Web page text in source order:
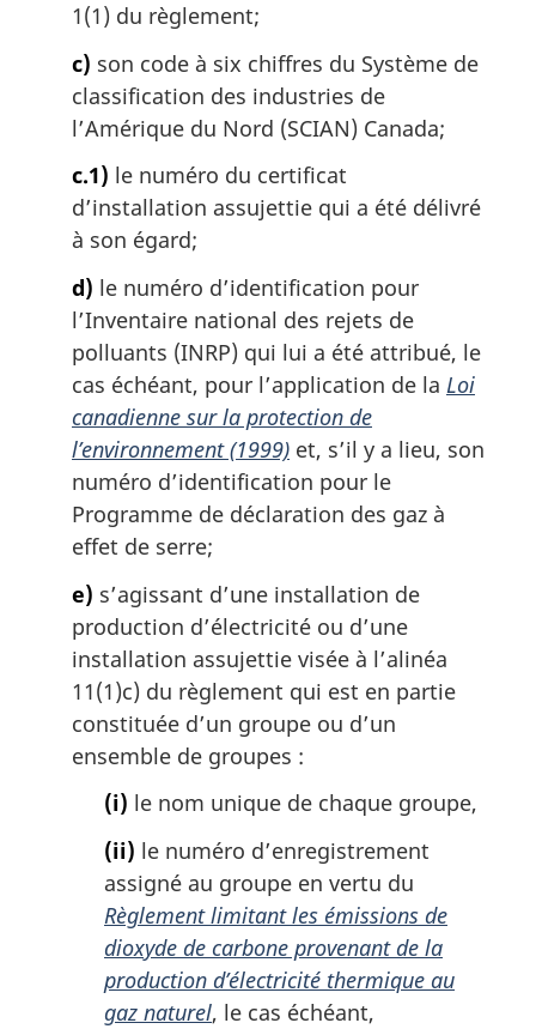
1(1) du règlement;
c) son code à six chiffres du Système de
classification des industries de
l’Amérique du Nord (SCIAN) Canada;
c.1) le numéro du certificat
d’installation assujettie qui a été délivré
à son égard;
d) le numéro d’identification pour
l’Inventaire national des rejets de
polluants (INRP) qui lui a été attribué, le
cas échéant, pour l’application de la Loi
canadienne sur la protection de
l’environnement (1999) et, s’il y a lieu, son
numéro d’identification pour le
Programme de déclaration des gaz à
effet de serre;
e) s’agissant d’une installation de
production d’électricité ou d’une
installation assujettie visée à l’alinéa
11(1)c) du règlement qui est en partie
constituée d’un groupe ou d’un
ensemble de groupes :
(i) le nom unique de chaque groupe,
(ii) le numéro d’enregistrement
assigné au groupe en vertu du
Règlement limitant les émissions de
dioxyde de carbone provenant de la
production d’électricité thermique au
gaz naturel, le cas échéant,